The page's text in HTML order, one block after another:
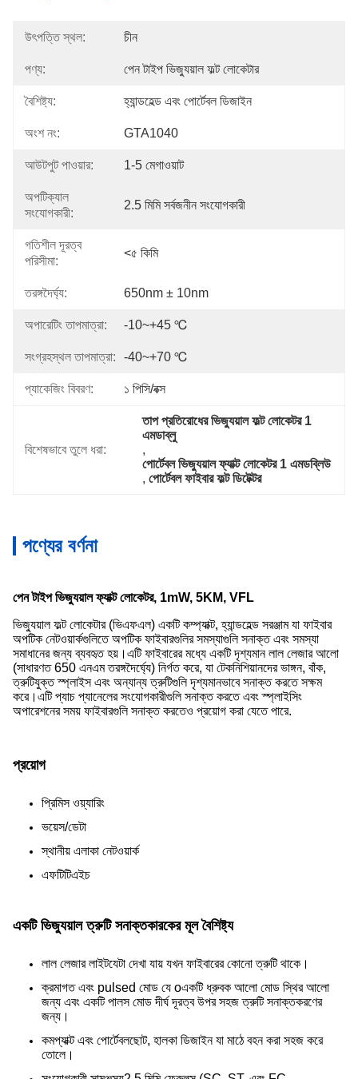
উৎপত্তি স্থল: চীন
পণ্য: পেন টাইপ ভিজ্যুয়াল ফল্ট লোকেটার
বৈশিষ্ট্য: হ্যান্ডহেল্ড এবং পোর্টেবল ডিজাইন
অংশ নং: GTA1040
আউটপুট পাওয়ার: 1-5 মেগাওয়াট
অপটিক্যাল
সংযোগকারী:
2.5 মিমি সর্বজনীন সংযোগকারী
গতিশীল দূরত্ব
পরিসীমা:
<৫ কিমি
তরঙ্গদৈর্ঘ্য: 650nm ± 10nm
অপারেটিং তাপমাত্রা: -10~+45 ℃
সংগ্রহস্থল তাপমাত্রা: -40~+70 ℃
প্যাকেজিং বিবরণ: ১ পিসি/বক্স
বিশেষভাবে তুলে ধরা:
তাপ প্রতিরোধের ভিজ্যুয়াল ফল্ট লোকেটর 1
এমডাব্লু
,
পোর্টেবল ভিজ্যুয়াল ফ্যাক্ট লোকেটর 1 এমডব্লিউ
, পোর্টেবল ফাইবার ফল্ট ডিটেক্টর
পণ্যের বর্ণনা
পেন টাইপ ভিজ্যুয়াল ফ্যাক্ট লোকেটর, 1mW, 5KM, VFL
ভিজ্যুয়াল ফল্ট লোকেটার (ভিএফএল) একটি কম্প্যাক্ট, হ্যান্ডহেল্ড সরঞ্জাম যা ফাইবার
অপটিক নেটওয়ার্কগুলিতে অপটিক ফাইবারগুলির সমস্যাগুলি সনাক্ত এবং সমস্যা
সমাধানের জন্য ব্যবহৃত হয়।এটি ফাইবারের মধ্যে একটি দৃশ্যমান লাল লেজার আলো
(সাধারণত 650 এনএম তরঙ্গদৈর্ঘ্যে) নির্গত করে, যা টেকনিশিয়ানদের ভাঙ্গন, বাঁক,
ত্রুটিযুক্ত স্প্লাইস এবং অন্যান্য ত্রুটিগুলি দৃশ্যমানভাবে সনাক্ত করতে সক্ষম
করে।এটি প্যাচ প্যানেলের সংযোগকারীগুলি সনাক্ত করতে এবং স্প্লাইসিং
অপারেশনের সময় ফাইবারগুলি সনাক্ত করতেও প্রয়োগ করা যেতে পারে.
প্রয়োগ
প্রিমিস ওয়্যারিং
ভয়েস/ডেটা
স্থানীয় এলাকা নেটওয়ার্ক
এফটিটিএইচ
একটি ভিজ্যুয়াল ত্রুটি সনাক্তকারকের মূল বৈশিষ্ট্য
লাল লেজার লাইটযেটা দেখা যায় যখন ফাইবারের কোনো ত্রুটি থাকে।
ক্রমাগত এবং pulsed মোড যে oএকটি ধ্রুবক আলো মোড স্থির আলো
জন্য এবং একটি পালস মোড দীর্ঘ দূরত্ব উপর সহজ ত্রুটি সনাক্তকরণের
জন্য।
কমপ্যাক্ট এবং পোর্টেবলছোট, হালকা ডিজাইন যা মাঠে বহন করা সহজ করে
তোলে।